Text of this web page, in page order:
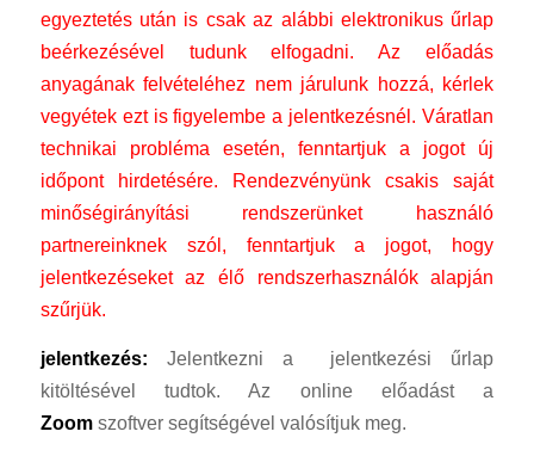
egyeztetés után is csak az alábbi elektronikus űrlap
beérkezésével tudunk elfogadni. Az előadás
anyagának felvételéhez nem járulunk hozzá, kérlek
vegyétek ezt is figyelembe a jelentkezésnél. Váratlan
technikai probléma esetén, fenntartjuk a jogot új
időpont hirdetésére. Rendezvényünk csakis saját
minőségirányítási rendszerünket használó
partnereinknek szól, fenntartjuk a jogot, hogy
jelentkezéseket az élő rendszerhasználók alapján
szűrjük.
jelentkezés: Jelentkezni a jelentkezési űrlap
kitöltésével tudtok. Az online előadást a
Zoomszoftver segítségével valósítjuk meg.